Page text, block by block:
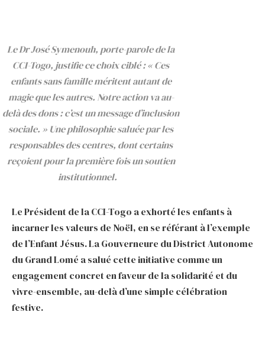
Le Dr José Symenouh, porte-parole de la
CCI-Togo, justifie ce choix ciblé : « Ces
enfants sans famille méritent autant de
magie que les autres. Notre action va au-
delà des dons : c’est un message d’inclusion
sociale. » Une philosophie saluée par les
responsables des centres, dont certains
reçoient pour la première fois un soutien
institutionnel.
Le Président de la CCI-Togo a exhorté les enfants à
incarner les valeurs de Noël, en se référant à l’exemple
de l’Enfant Jésus. La Gouverneure du District Autonome
du Grand Lomé a salué cette initiative comme un
engagement concret en faveur de la solidarité et du
vivre-ensemble, au-delà d’une simple célébration
festive.